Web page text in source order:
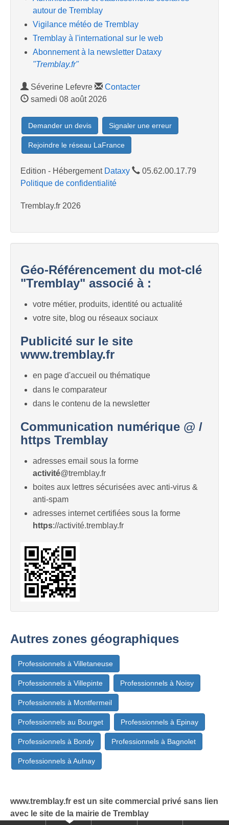
autour de Tremblay
Vigilance météo de Tremblay
Tremblay à l'international sur le web
Abonnement à la newsletter Dataxy
"Tremblay.fr"
Séverine Lefevre
Contacter
samedi 08 août 2026
Demander un devis Signaler une erreur
Rejoindre le réseau LaFrance
Edition - Hébergement Dataxy
05.62.00.17.79
Politique de confidentialité
Tremblay.fr 2026
Géo-Référencement du mot-clé
"Tremblay" associé à :
votre métier, produits, identité ou actualité
votre site, blog ou réseaux sociaux
Publicité sur le site
www.tremblay.fr
en page d'accueil ou thématique
dans le comparateur
dans le contenu de la newsletter
Communication numérique @ /
https Tremblay
adresses email sous la forme
activité@tremblay.fr
boites aux lettres sécurisées avec anti-virus &
anti-spam
adresses internet certifiées sous la forme
https://activité.tremblay.fr
Autres zones géographiques
Professionnels à Villetaneuse
Professionnels à Villepinte Professionnels à Noisy
Professionnels à Montfermeil
Professionnels au Bourget Professionnels à Epinay
Professionnels à Bondy Professionnels à Bagnolet
Professionnels à Aulnay
www.tremblay.fr est un site commercial privé sans lien
avec le site de la mairie de Tremblay